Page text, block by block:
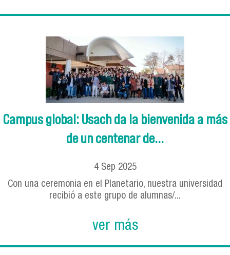
Campus global: Usach da la bienvenida a más
de un centenar de...
4 Sep 2025
Con una ceremonia en el Planetario, nuestra universidad
recibió a este grupo de alumnas/...
ver más